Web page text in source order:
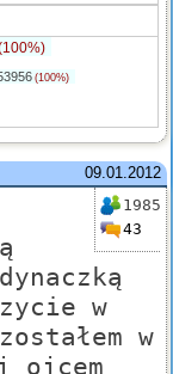
(100%)
09.01.2012
1985
43
w
w
ojcem